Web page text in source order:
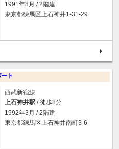
1991年8月 / 2階建
東京都練馬区上石神井1-31-29
ト
西武新宿線
上石神井駅 / 徒歩8分
1992年3月 / 2階建
東京都練馬区上石神井南町3-6